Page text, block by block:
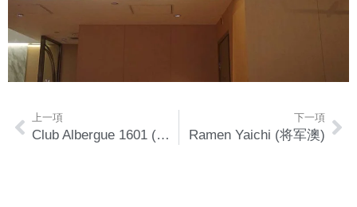
上一項
Club Albergue 1601 (銅鑼灣)
下一項
Ramen Yaichi (将军澳)